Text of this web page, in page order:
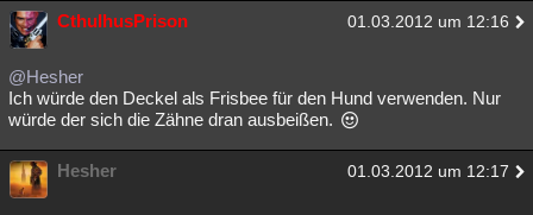
CthulhusPrison 01.03.2012 um 12:16
@Hesher
Ich würde den Deckel als Frisbee für den Hund verwenden. Nur
würde der sich die Zähne dran ausbeißen.
Hesher 01.03.2012 um 12:17